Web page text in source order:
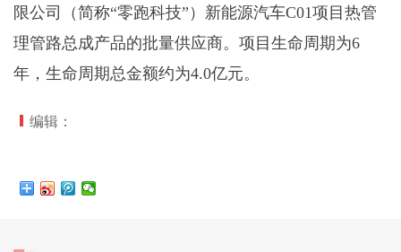
限公司（简称“零跑科技”）新能源汽车C01项目热管
理管路总成产品的批量供应商。项目生命周期为6
年，生命周期总金额约为4.0亿元。
编辑：